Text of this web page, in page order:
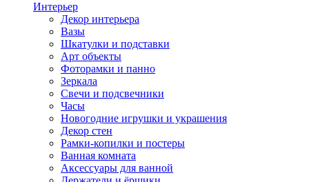
Интерьер
Декор интерьера
Вазы
Шкатулки и подставки
Арт объекты
Фоторамки и панно
Зеркала
Свечи и подсвечники
Часы
Новогодние игрушки и украшения
Декор стен
Рамки-копилки и постеры
Ванная комната
Аксессуары для ванной